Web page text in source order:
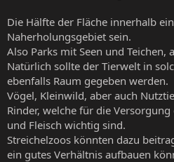
Die Hälfte der Fläche innerhalb
Naherholungsgebiet sein.
Also Parks mit Seen und Teichen,
Natürlich sollte der Tierwelt in
ebenfalls Raum gegeben werden.
Vögel, Kleinwild, aber auch
Rinder, welche für die
und Fleisch wichtig sind.
Streichelzoos könnten dazu
ein gutes Verhältnis aufbauen